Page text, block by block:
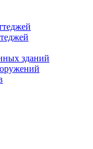
зданий